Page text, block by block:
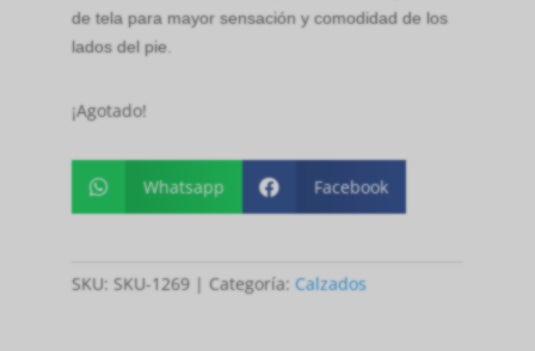
de tela para mayor sensación y comodidad de los
lados del pie.
¡Agotado!
 Whatsapp  Facebook
SKU: SKU-1269 Categoría: Calzados